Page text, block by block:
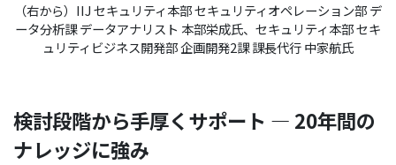
（右から）IIJ セキュリティ本部 セキュリティオペレーション部 デ
ータ分析課 データアナリスト 本部栄成氏、セキュリティ本部 セキ
ュリティビジネス開発部 企画開発2課 課長代行 中家航氏
検討段階から手厚くサポート ― 20年間の
ナレッジに強み